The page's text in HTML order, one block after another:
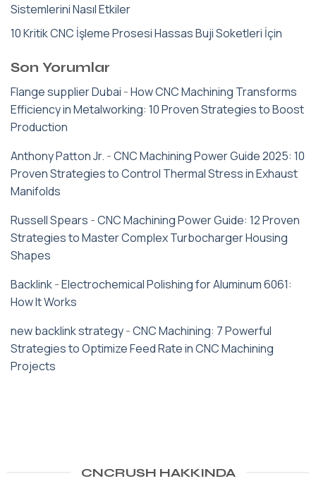
Sistemlerini Nasıl Etkiler
10 Kritik CNC İşleme Prosesi Hassas Buji Soketleri İçin
Son Yorumlar
Flange supplier Dubai -How CNC Machining Transforms
Efficiency in Metalworking: 10 Proven Strategies to Boost
Production
Anthony Patton Jr. -CNC Machining Power Guide 2025: 10
Proven Strategies to Control Thermal Stress in Exhaust
Manifolds
Russell Spears -CNC Machining Power Guide: 12 Proven
Strategies to Master Complex Turbocharger Housing
Shapes
Backlink-Electrochemical Polishing for Aluminum 6061:
How It Works
new backlink strategy-CNC Machining: 7 Powerful
Strategies to Optimize Feed Rate in CNC Machining
Projects
CNCRUSH HAKKINDA